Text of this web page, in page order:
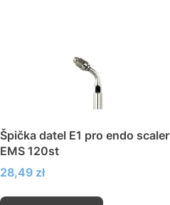
Špička datel E1 pro endo scaler
EMS 120st
Cena
28,49 zł